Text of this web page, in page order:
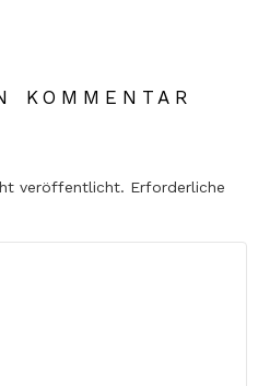
KOMMENTAR
veröffentlicht. Erforderliche